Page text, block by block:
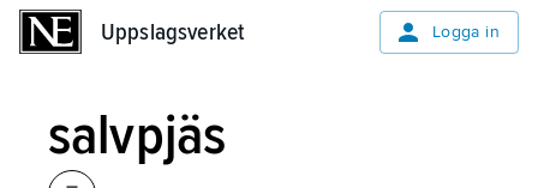
Uppslagsverket Logga in
salvpjäs